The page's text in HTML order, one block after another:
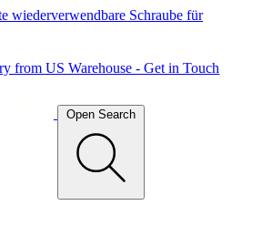
wiederverwendbare Schraube für
from US Warehouse - Get in Touch
Open Search